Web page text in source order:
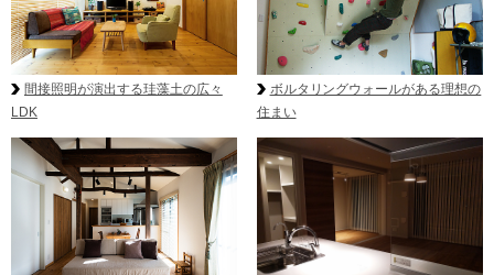
間接照明が演出する珪藻土の広々
LDK
ボルタリングウォールがある理想の
住まい